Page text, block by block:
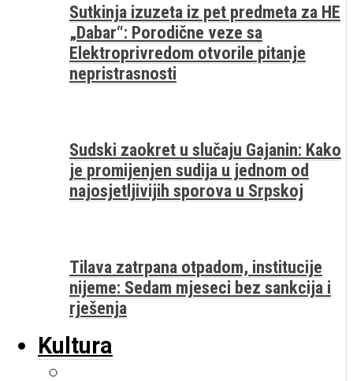
Sutkinja izuzeta iz pet predmeta za HE
„Dabar“: Porodične veze sa
Elektroprivredom otvorile pitanje
nepristrasnosti
Sudski zaokret u slučaju Gajanin: Kako
je promijenjen sudija u jednom od
najosjetljivijih sporova u Srpskoj
Tilava zatrpana otpadom, institucije
nijeme: Sedam mjeseci bez sankcija i
rješenja
Kultura